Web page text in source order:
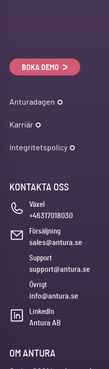
BOKA DEMO
Anturadagen
Karriär
Integritetspolicy
KONTAKTA OSS
Växel
+46317018030
Försäljning
sales@antura.se
Support
support@antura.se
Övrigt
info@antura.se
LinkedIn
Antura AB
OM ANTURA